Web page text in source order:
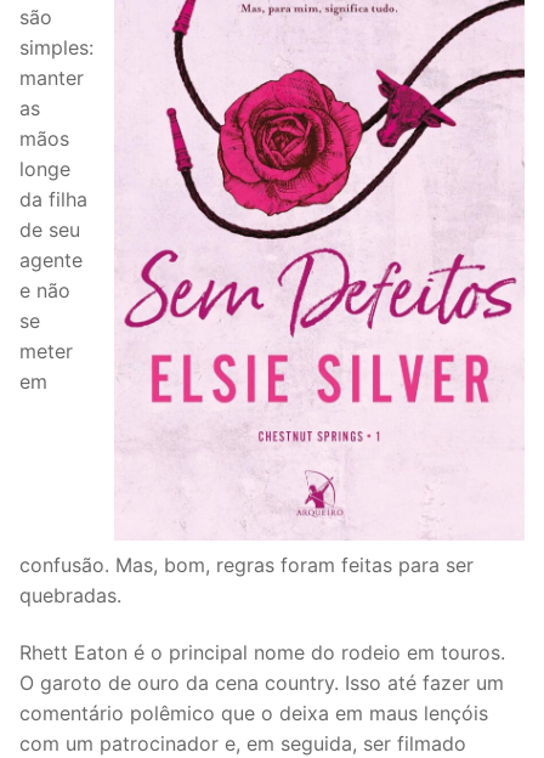
são
simples:
manter
as
mãos
longe
da filha
de seu
agente
e não
se
meter
em
confusão. Mas, bom, regras foram feitas para ser
quebradas.
Rhett Eaton é o principal nome do rodeio em touros.
O garoto de ouro da cena country. Isso até fazer um
comentário polêmico que o deixa em maus lençóis
com um patrocinador e, em seguida, ser filmado